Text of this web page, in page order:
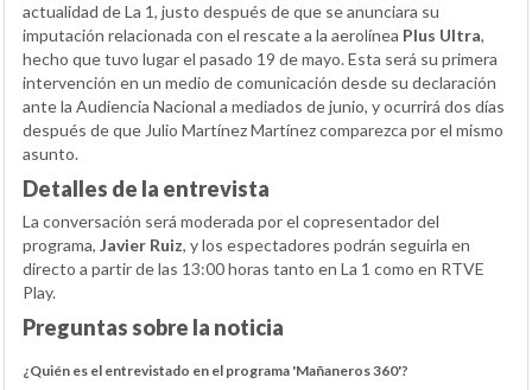
actualidad de La 1, justo después de que se anunciara su
imputación relacionada con el rescate a la aerolínea Plus Ultra,
hecho que tuvo lugar el pasado 19 de mayo. Esta será su primera
intervención en un medio de comunicación desde su declaración
ante la Audiencia Nacional a mediados de junio, y ocurrirá dos días
después de que Julio Martínez Martínez comparezca por el mismo
asunto.
Detalles de la entrevista
La conversación será moderada por el copresentador del
programa, Javier Ruiz, y los espectadores podrán seguirla en
directo a partir de las 13:00 horas tanto en La 1 como en RTVE
Play.
Preguntas sobre la noticia
¿Quién es el entrevistado en el programa 'Mañaneros 360'?